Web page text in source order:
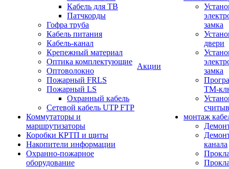
Кабель для ТВ
Патчкорды
Гофра труба
Кабель питания
Кабель-канал
Крепежный материал
Оптика комплектующие
Оптоволокно
Пожарный FRLS
Пожарный LS
Охранный кабель
Сетевой кабель UTP FTP
Коммутаторы и
маршрутизаторы
Коробки КРТП и щиты
Накопители информации
Охранно-пожарное
оборудование
Акции
замка
двери
замка
ТМ-
монтаж
канала